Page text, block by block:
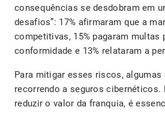
consequências se desdobram em
desafios”: 17% afirmaram que a
competitivas, 15% pagaram multas
conformidade e 13% relataram a
Para mitigar esses riscos,
recorrendo a seguros cibernéticos.
reduzir o valor da franquia, é